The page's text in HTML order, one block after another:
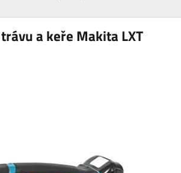
a keře Makita LXT